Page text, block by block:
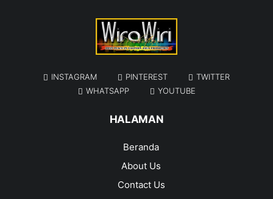
INSTAGRAM PINTEREST
TWITTER
WHATSAPP
YOUTUBE
HALAMAN
Beranda
About Us
Contact Us